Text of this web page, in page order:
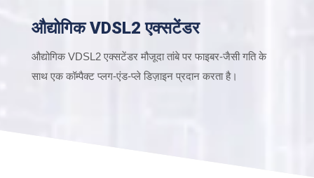
औद्योगिक VDSL2 एक्सटेंडर
औद्योगिक VDSL2 एक्सटेंडर मौजूदा तांबे पर फाइबर-जैसी गति के
साथ एक कॉम्पैक्ट प्लग-एंड-प्ले डिज़ाइन प्रदान करता है।